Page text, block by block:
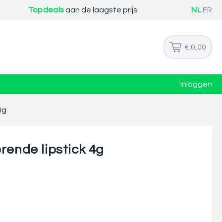
Topdealsaan de laagste prijs NL FR
€ 0,00
Inloggen
lipstick 4g